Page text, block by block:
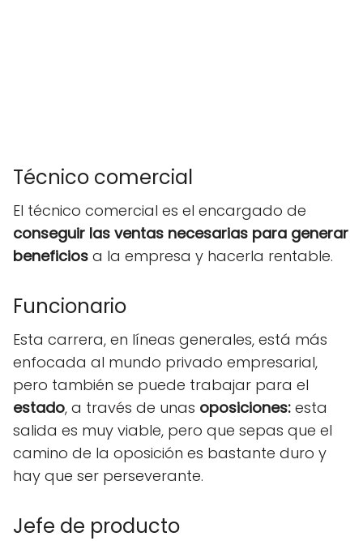
Técnico comercial
El técnico comercial es el encargado de
conseguir las ventas necesarias para generar
beneficios a la empresa y hacerla rentable.
Funcionario
Esta carrera, en líneas generales, está más
enfocada al mundo privado empresarial,
pero también se puede trabajar para el
estado, a través de unas oposiciones: esta
salida es muy viable, pero que sepas que el
camino de la oposición es bastante duro y
hay que ser perseverante.
Jefe de producto